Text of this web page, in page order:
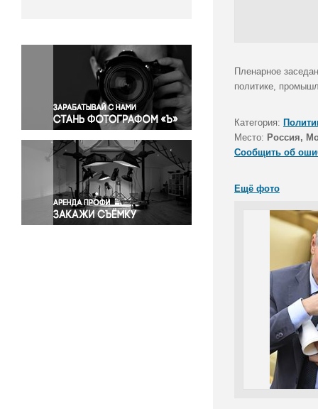
Окружающая среда
Политика
Правосудие
Происшествия и конфликты
Религия
Светская жизнь
Спорт
Экология
Экономика и бизнес
Пленарное
политике,
Категория:
Место: Россия,
Сообщить об
Ещё фото